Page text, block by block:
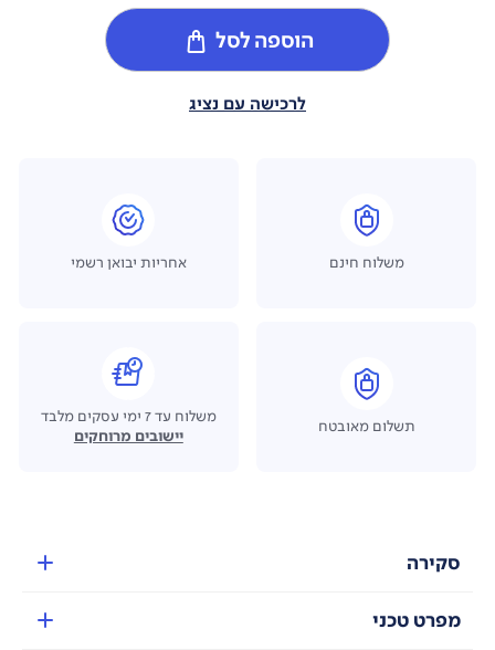
הוספה לסל
לרכישה עם נציג
משלוח חינם אחריות יבואן רשמי
תשלום מאובטח
משלוח עד 7 ימי עסקים מלבד
יישובים מרוחקים
סקירה
מפרט טכני